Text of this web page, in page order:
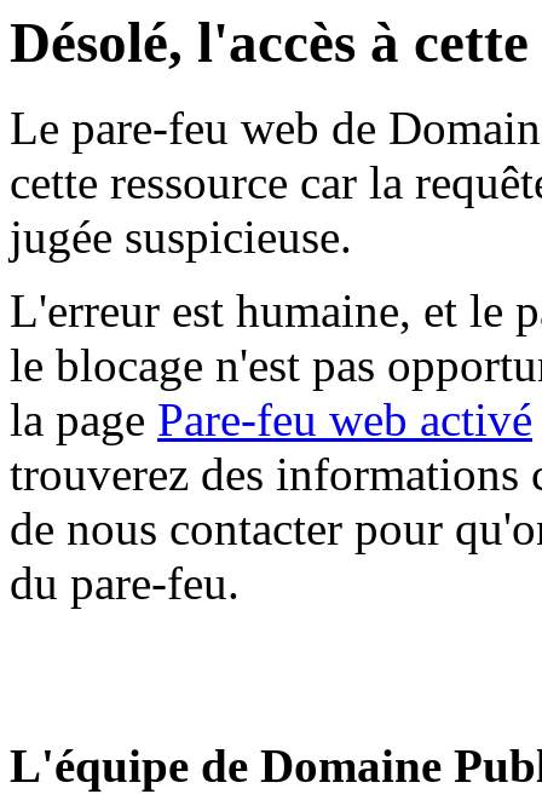
Désolé, l'accès à
Le pare-feu web de
cette ressource car la
jugée suspicieuse.
L'erreur est humaine, et le
le blocage n'est pas
la page Pare-feu web activé
trouverez des informations
de nous contacter pour
du pare-feu.
L'équipe de Domaine